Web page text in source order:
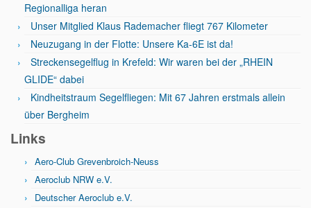
Regionalliga heran
Unser Mitglied Klaus Rademacher fliegt 767 Kilometer
Neuzugang in der Flotte: Unsere Ka-6E ist da!
Streckensegelflug in Krefeld: Wir waren bei der „RHEIN
GLIDE“ dabei
Kindheitstraum Segelfliegen: Mit 67 Jahren erstmals allein
über Bergheim
Links
Aero-Club Grevenbroich-Neuss
Aeroclub NRW e.V.
Deutscher Aeroclub e.V.